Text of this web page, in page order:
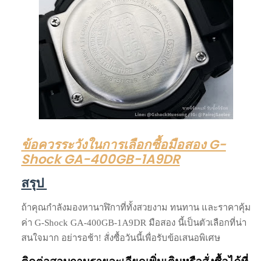
ข้อควรระวังในการเลือกซื้อมือสอง G-
Shock GA-400GB-1A9DR
สรุป
ถ้าคุณกำลังมองหานาฬิกาที่ทั้งสวยงาม ทนทาน และราคาคุ้ม
ค่า G-Shock GA-400GB-1A9DR มือสอง นี้เป็นตัวเลือกที่น่า
สนใจมาก อย่ารอช้า! สั่งซื้อวันนี้เพื่อรับข้อเสนอพิเศษ